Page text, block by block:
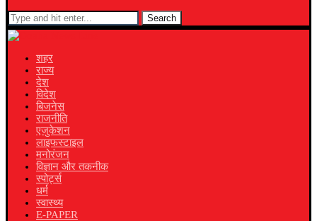
Search
शहर
राज्य
देश
विदेश
बिजनेस
राजनीति
एजुकेशन
लाइफस्टाइल
मनोरंजन
विज्ञान और तकनीक
स्पोर्ट्स
धर्म
स्वास्थ्य
E-PAPER